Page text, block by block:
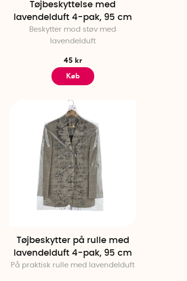
Tøjbeskyttelse med
lavendelduft 4-pak, 95 cm
Beskytter mod støv med
lavendelduft
45 kr
Køb
Tøjbeskytter på rulle med
lavendelduft 4-pak, 95 cm
På praktisk rulle med lavendelduft